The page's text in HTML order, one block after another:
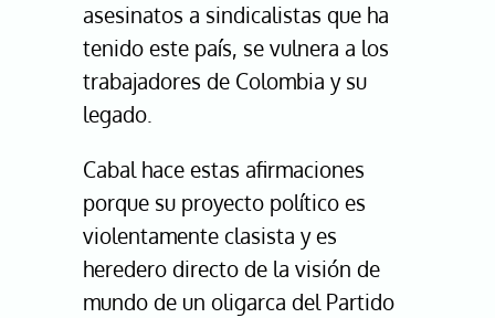
asesinatos a sindicalistas que ha
tenido este país, se vulnera a los
trabajadores de Colombia y su
legado.
Cabal hace estas afirmaciones
porque su proyecto político es
violentamente clasista y es
heredero directo de la visión de
mundo de un oligarca del Partido